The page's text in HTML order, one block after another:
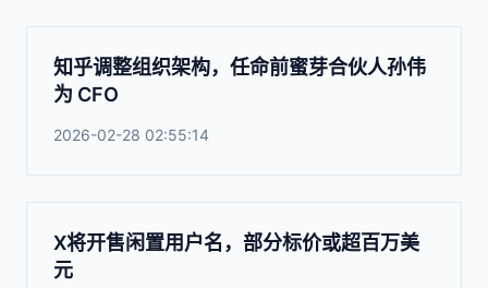
知乎调整组织架构，任命前蜜芽合伙人孙伟
为 CFO
2026-02-28 02:55:14
X将开售闲置用户名，部分标价或超百万美
元